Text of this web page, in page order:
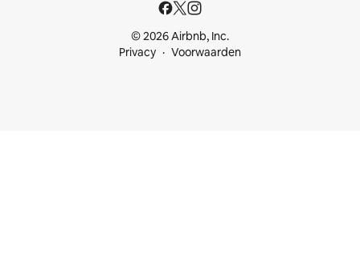
© 2026 Airbnb, Inc.
Privacy
Voorwaarden